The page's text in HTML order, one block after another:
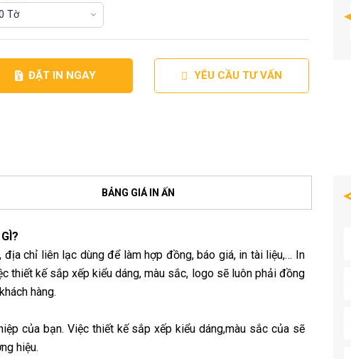
Tờ
ĐẶT IN NGAY YÊU CẦU TƯ VẤN
BẢNG GIÁ IN ẤN
chỉ liên lạc dùng để làm hợp đồng, báo giá, in tài liệu,… In
thiết kế sắp xếp kiểu dáng, màu sắc, logo sẽ luôn phải đồng
hàng.
của bạn. Việc thiết kế sắp xếp kiểu dáng,màu sắc của sẽ
hiệu.